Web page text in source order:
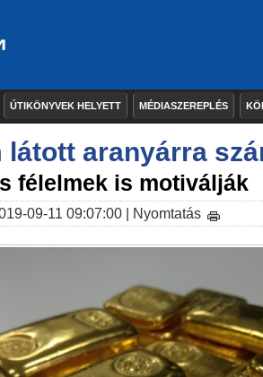
ÚTIKÖNYVEK HELYETT MÉDIASZEREPLÉS
látott aranyárra
félelmek is motiválják
09-11 09:07:00 | Nyomtatás